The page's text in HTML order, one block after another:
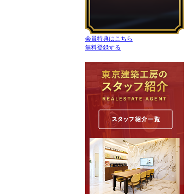
会員特典はこちら
無料登録する